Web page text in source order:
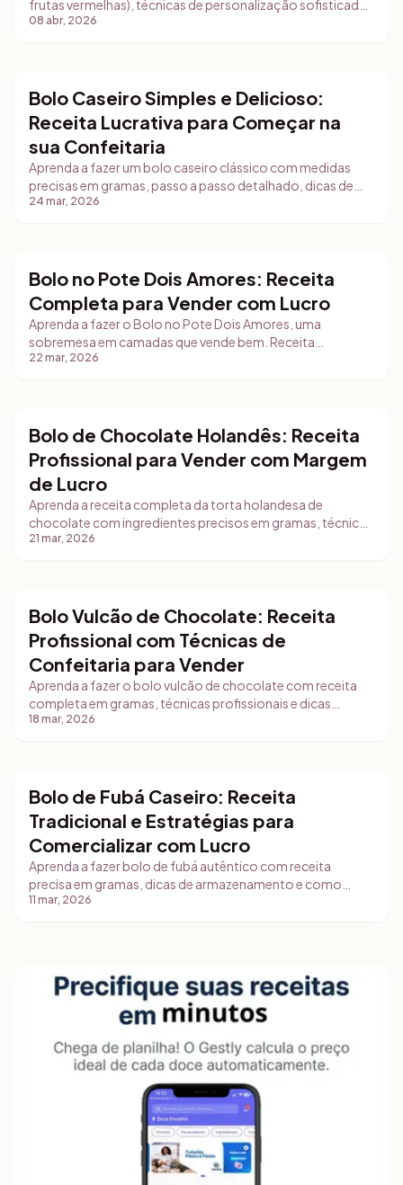
frutas vermelhas), técnicas de personalização sofisticada,
dicas de food styling e estratégias comerciais para vender
08 abr, 2026
Bolo Caseiro Simples e Delicioso:
Receita Lucrativa para Começar na
sua Confeitaria
Aprenda a fazer um bolo caseiro clássico com medidas
precisas em gramas, passo a passo detalhado, dicas de
armazenamento e estratégias práticas para comercializar
24 mar, 2026
Bolos
Bolo no Pote Dois Amores: Receita
Completa para Vender com Lucro
Aprenda a fazer o Bolo no Pote Dois Amores, uma
sobremesa em camadas que vende bem. Receita
completa com ingredientes em gramas, modo de preparo,
22 mar, 2026
Bolos
Bolo de Chocolate Holandês: Receita
Profissional para Vender com Margem
de Lucro
Aprenda a receita completa da torta holandesa de
chocolate com ingredientes precisos em gramas, técnicas
de armazenamento, dicas de comercialização e como
21 mar, 2026
Bolos
Bolo Vulcão de Chocolate: Receita
Profissional com Técnicas de
Confeitaria para Vender
Aprenda a fazer o bolo vulcão de chocolate com receita
completa em gramas, técnicas profissionais e dicas
práticas para comercializar. Inclui rendimento realista,
18 mar, 2026
Bolo de Fubá Caseiro: Receita
Tradicional e Estratégias para
Comercializar com Lucro
Aprenda a fazer bolo de fubá autêntico com receita
precisa em gramas, dicas de armazenamento e como
precificar para vender com margem de lucro.
11 mar, 2026